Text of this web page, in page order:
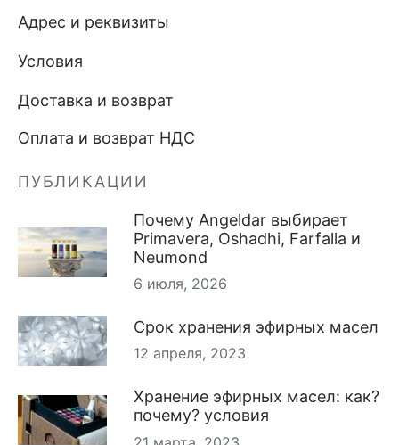
Адрес и реквизиты
Условия
Доставка и возврат
Оплата и возврат НДС
ПУБЛИКАЦИИ
Почему Angeldar выбирает
Primavera, Oshadhi, Farfalla и
Neumond
6 июля, 2026
Срок хранения эфирных масел
12 апреля, 2023
Хранение эфирных масел: как?
почему? условия